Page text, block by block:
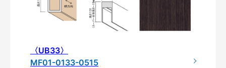
〈UB33〉
MF01-0133-0515